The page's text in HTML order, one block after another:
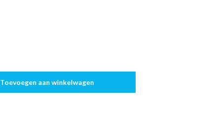
Toevoegen aan winkelwagen